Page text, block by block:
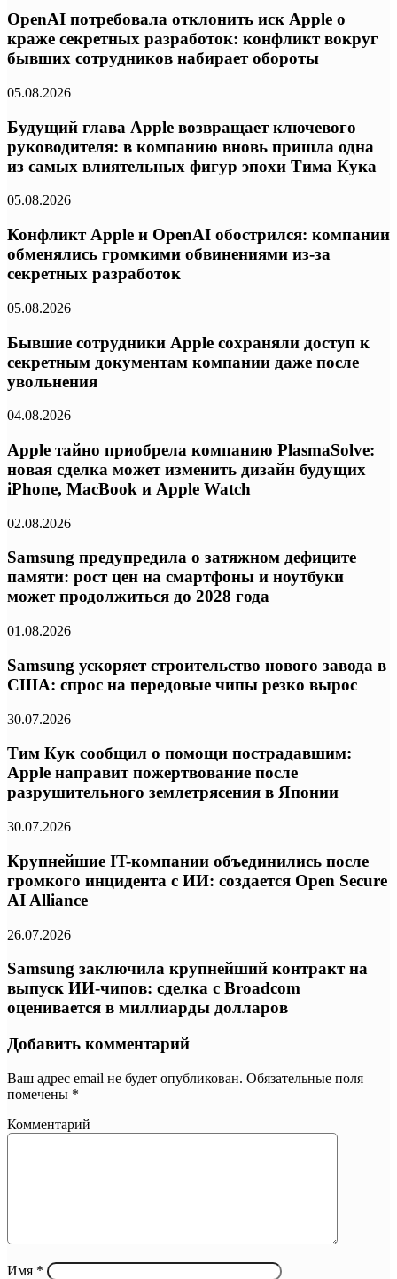
OpenAI потребовала отклонить иск Apple о
краже секретных разработок: конфликт вокруг
бывших сотрудников набирает обороты
05.08.2026
Будущий глава Apple возвращает ключевого
руководителя: в компанию вновь пришла одна
из самых влиятельных фигур эпохи Тима Кука
05.08.2026
Конфликт Apple и OpenAI обострился: компании
обменялись громкими обвинениями из-за
секретных разработок
05.08.2026
Бывшие сотрудники Apple сохраняли доступ к
секретным документам компании даже после
увольнения
04.08.2026
Apple тайно приобрела компанию PlasmaSolve:
новая сделка может изменить дизайн будущих
iPhone, MacBook и Apple Watch
02.08.2026
Samsung предупредила о затяжном дефиците
памяти: рост цен на смартфоны и ноутбуки
может продолжиться до 2028 года
01.08.2026
Samsung ускоряет строительство нового завода в
США: спрос на передовые чипы резко вырос
30.07.2026
Тим Кук сообщил о помощи пострадавшим:
Apple направит пожертвование после
разрушительного землетрясения в Японии
30.07.2026
Крупнейшие IT-компании объединились после
громкого инцидента с ИИ: создается Open Secure
AI Alliance
26.07.2026
Samsung заключила крупнейший контракт на
выпуск ИИ-чипов: сделка с Broadcom
оценивается в миллиарды долларов
Добавить комментарий
Ваш адрес email не будет опубликован. Обязательные поля
помечены *
Комментарий
Имя *